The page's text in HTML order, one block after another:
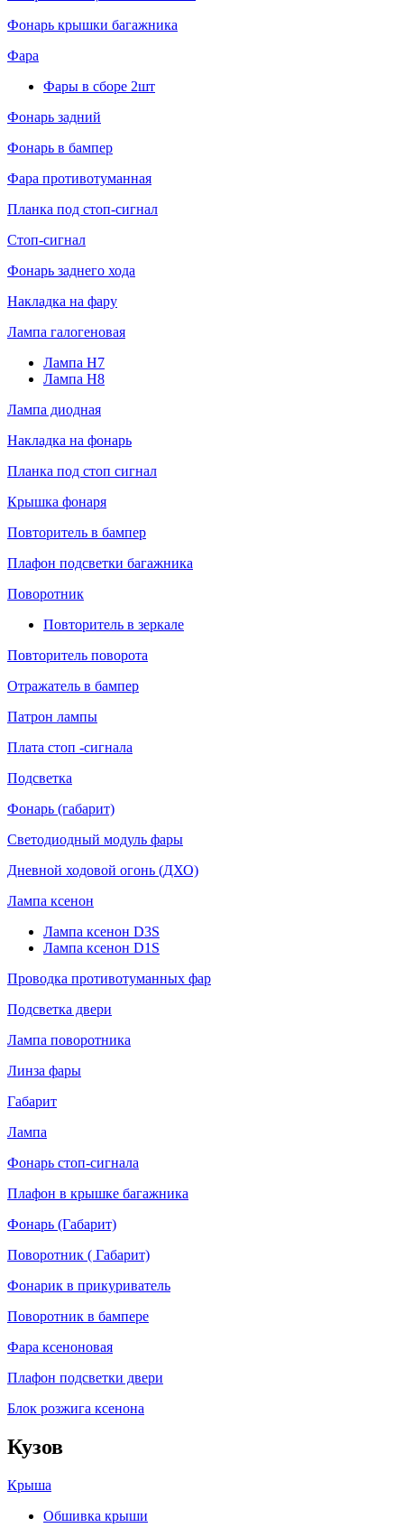
Фонарь крышки багажника
Фара
Фары в сборе 2шт
Фонарь задний
Фонарь в бампер
Фара противотуманная
Планка под стоп-сигнал
Стоп-сигнал
Фонарь заднего хода
Накладка на фару
Лампа галогеновая
Лампа H7
Лампа H8
Лампа диодная
Накладка на фонарь
Планка под стоп сигнал
Крышка фонаря
Повторитель в бампер
Плафон подсветки багажника
Поворотник
Повторитель в зеркале
Повторитель поворота
Отражатель в бампер
Патрон лампы
Плата стоп -сигнала
Подсветка
Фонарь (габарит)
Светодиодный модуль фары
Дневной ходовой огонь (ДХО)
Лампа ксенон
Лампа ксенон D3S
Лампа ксенон D1S
Проводка противотуманных фар
Подсветка двери
Лампа поворотника
Линза фары
Габарит
Лампа
Фонарь стоп-сигнала
Плафон в крышке багажника
Фонарь (Габарит)
Поворотник ( Габарит)
Фонарик в прикуриватель
Поворотник в бампере
Фара ксеноновая
Плафон подсветки двери
Блок розжига ксенона
Кузов
Крыша
Обшивка крыши